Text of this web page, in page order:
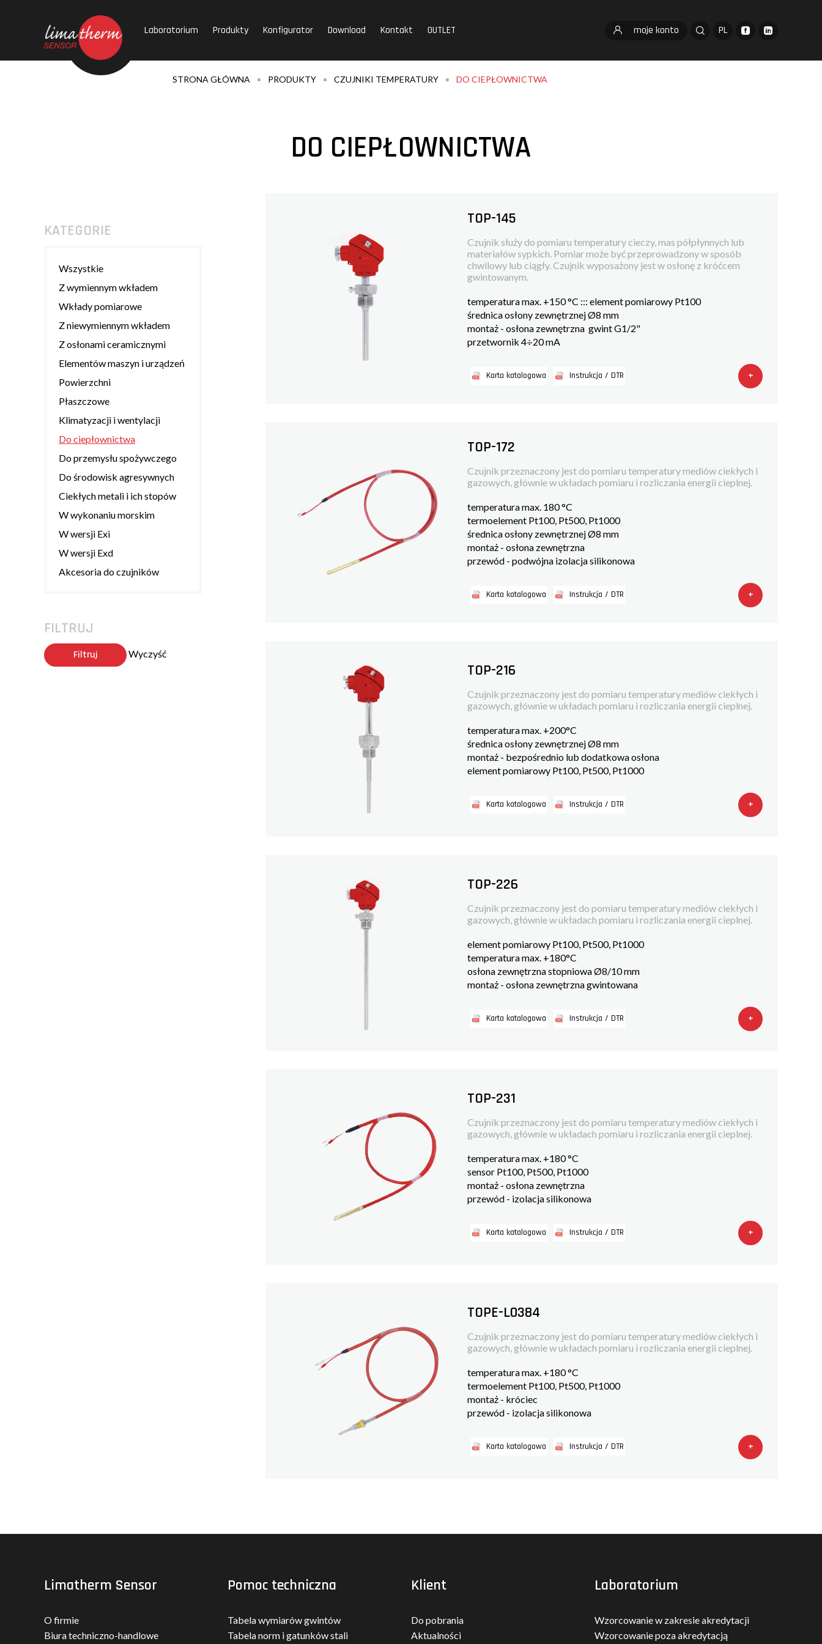
Laboratorium Produkty Konfigurator Download Kontakt OUTLET moje konto PL
STRONA GŁÓWNA PRODUKTY CZUJNIKI TEMPERATURY DO CIEPŁOWNICTWA
DO CIEPŁOWNICTWA
KATEGORIE
Wszystkie
Z wymiennym wkładem
Wkłady pomiarowe
Z niewymiennym wkładem
Z osłonami ceramicznymi
Elementów maszyn i urządzeń
Powierzchni
Płaszczowe
Klimatyzacji i wentylacji
Do ciepłownictwa
Do przemysłu spożywczego
Do środowisk agresywnych
Ciekłych metali i ich stopów
W wykonaniu morskim
W wersji Exi
W wersji Exd
Akcesoria do czujników
FILTRUJ
Filtruj Wyczyść
TOP-145
Czujnik służy do pomiaru temperatury cieczy, mas półpłynnych lub
materiałów sypkich. Pomiar może być przeprowadzony w sposób
chwilowy lub ciągły. Czujnik wyposażony jest w osłonę z króćcem
gwintowanym.
temperatura max. +150 °C ::: element pomiarowy Pt100
średnica osłony zewnętrznej Ø8 mm
montaż - osłona zewnętrzna gwint G1/2"
przetwornik 4÷20 mA
Karta katalogowa Instrukcja / DTR +
TOP-172
Czujnik przeznaczony jest do pomiaru temperatury mediów ciekłych i
gazowych, głównie w układach pomiaru i rozliczania energii cieplnej.
temperatura max. 180 °C
termoelement Pt100, Pt500, Pt1000
średnica osłony zewnętrznej Ø8 mm
montaż - osłona zewnętrzna
przewód - podwójna izolacja silikonowa
Karta katalogowa Instrukcja / DTR +
TOP-216
Czujnik przeznaczony jest do pomiaru temperatury mediów ciekłych i
gazowych, głównie w układach pomiaru i rozliczania energii cieplnej.
temperatura max. +200°C
średnica osłony zewnętrznej Ø8 mm
montaż - bezpośrednio lub dodatkowa osłona
element pomiarowy Pt100, Pt500, Pt1000
Karta katalogowa Instrukcja / DTR +
TOP-226
Czujnik przeznaczony jest do pomiaru temperatury mediów ciekłych i
gazowych, głównie w układach pomiaru i rozliczania energii cieplnej.
element pomiarowy Pt100, Pt500, Pt1000
temperatura max. +180°C
osłona zewnętrzna stopniowa Ø8/10 mm
montaż - osłona zewnętrzna gwintowana
Karta katalogowa Instrukcja / DTR +
TOP-231
Czujnik przeznaczony jest do pomiaru temperatury mediów ciekłych i
gazowych, głównie w układach pomiaru i rozliczania energii cieplnej.
temperatura max. +180 °C
sensor Pt100, Pt500, Pt1000
montaż - osłona zewnętrzna
przewód - izolacja silikonowa
Karta katalogowa Instrukcja / DTR +
TOPE-L0384
Czujnik przeznaczony jest do pomiaru temperatury mediów ciekłych i
gazowych, głównie w układach pomiaru i rozliczania energii cieplnej.
temperatura max. +180 °C
termoelement Pt100, Pt500, Pt1000
montaż - króciec
przewód - izolacja silikonowa
Karta katalogowa Instrukcja / DTR +
Limatherm Sensor
O firmie
Biura techniczno-handlowe
Pomoc techniczna
Tabela wymiarów gwintów
Tabela norm i gatunków stali
Klient
Do pobrania
Aktualności
Laboratorium
Wzorcowanie w zakresie akredytacji
Wzorcowanie poza akredytacją